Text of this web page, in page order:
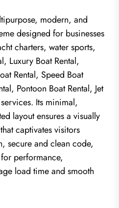
modern, and
designed for businesses
charters, water sports,
Luxury Boat Rental,
Rental, Speed Boat
Pontoon Boat Rental, Jet
Its minimal,
layout ensures a visually
captivates visitors
secure and clean code,
performance,
load time and smooth